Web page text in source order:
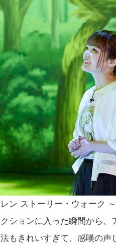
レン ストーリー・ウォーク
ションに入った瞬間から
もきれいすぎて、感嘆の